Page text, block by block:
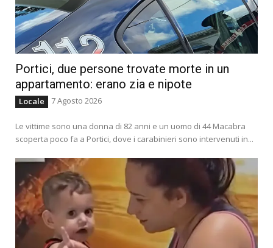
Portici, due persone trovate morte in un
appartamento: erano zia e nipote
Locale 7 Agosto 2026
Le vittime sono una donna di 82 anni e un uomo di 44 Macabra
scoperta poco fa a Portici, dove i carabinieri sono intervenuti in...